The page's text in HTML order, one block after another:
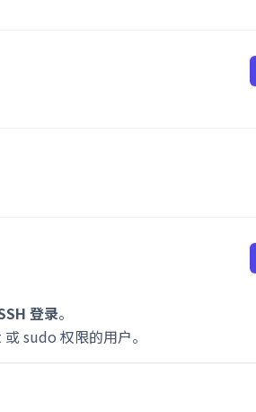
登录。
sudo 权限的用户。